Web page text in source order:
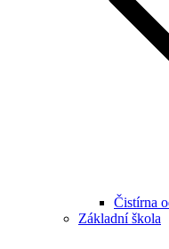
Čistírna
Základní škola